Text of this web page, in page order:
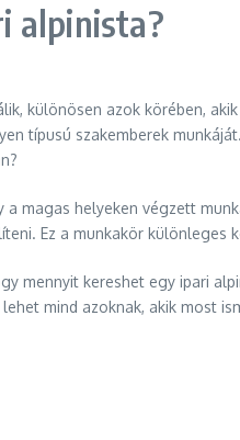
alpinista?
különösen azok körében,
típusú szakemberek
a magas helyeken végzett
Ez a munkakör
mennyit kereshet egy ipari
mind azoknak, akik most